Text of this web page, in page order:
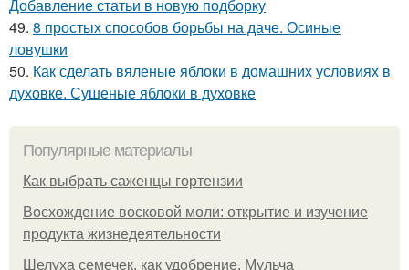
Добавление статьи в новую подборку
49. 8 простых способов борьбы на даче. Осиные
ловушки
50. Как сделать вяленые яблоки в домашних условиях в
духовке. Сушеные яблоки в духовке
Популярные материалы
Как выбрать саженцы гортензии
Восхождение восковой моли: открытие и изучение
продукта жизнедеятельности
Шелуха семечек, как удобрение. Мульча